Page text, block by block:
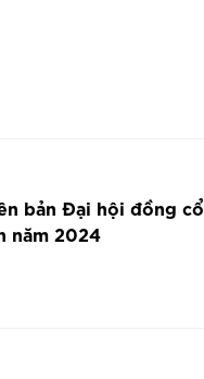
bản Đại hội đồng cổ
năm 2024